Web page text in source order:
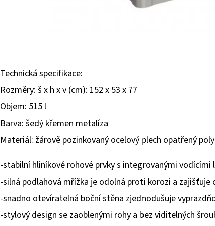
Technická specifikace:
Rozměry: š x h x v (cm): 152 x 53 x 77
Objem: 515 l
Barva: šedý křemen metalíza
Materiál: žárově pozinkovaný ocelový plech opatřený
-stabilní hliníkové rohové prvky s integrovanými vodícími
-silná podlahová mřížka je odolná proti korozi a zajišťuje
-snadno otevíratelná boční stěna zjednodušuje
-stylový design se zaoblenými rohy a bez viditelných